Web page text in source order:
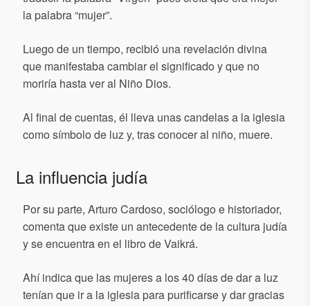
la palabra “mujer”.
Luego de un tiempo, recibió una revelación divina
que manifestaba cambiar el significado y que no
moriría hasta ver al Niño Dios.
Al final de cuentas, él lleva unas candelas a la iglesia
como símbolo de luz y, tras conocer al niño, muere.
La influencia judía
Por su parte, Arturo Cardoso, sociólogo e historiador,
comenta que existe un antecedente de la cultura judía
y se encuentra en el libro de Vaikrá.
Ahí indica que las mujeres a los 40 días de dar a luz
tenían que ir a la iglesia para purificarse y dar gracias